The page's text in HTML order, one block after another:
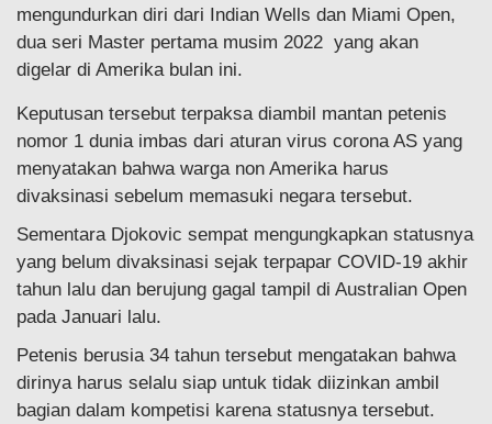
mengundurkan diri dari Indian Wells dan Miami Open,
dua seri Master pertama musim 2022 yang akan
digelar di Amerika bulan ini.
Keputusan tersebut terpaksa diambil mantan petenis
nomor 1 dunia imbas dari aturan virus corona AS yang
menyatakan bahwa warga non Amerika harus
divaksinasi sebelum memasuki negara tersebut.
Sementara Djokovic sempat mengungkapkan statusnya
yang belum divaksinasi sejak terpapar COVID-19 akhir
tahun lalu dan berujung gagal tampil di Australian Open
pada Januari lalu.
Petenis berusia 34 tahun tersebut mengatakan bahwa
dirinya harus selalu siap untuk tidak diizinkan ambil
bagian dalam kompetisi karena statusnya tersebut.